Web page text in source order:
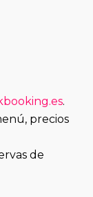
.
precios
de